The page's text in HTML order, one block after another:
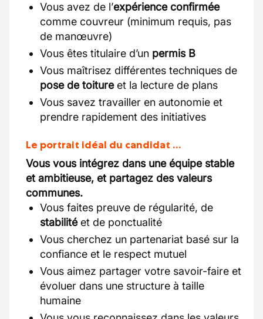
Vous avez de l’expérience confirmée
comme couvreur (minimum requis, pas
de manœuvre)
Vous êtes titulaire d’un permis B
Vous maîtrisez différentes techniques de
pose de toitureet la lecture de plans
Vous savez travailler en autonomie et
prendre rapidement des initiatives
Le portrait idéal du candidat …
Vous vous intégrez dans une équipe stable
et ambitieuse, et partagez des valeurs
communes.
Vous faites preuve de régularité, de
stabilitéet de ponctualité
Vous cherchez un partenariat basé sur la
confiance et le respect mutuel
Vous aimez partager votre savoir-faire et
évoluer dans une structure à taille
humaine